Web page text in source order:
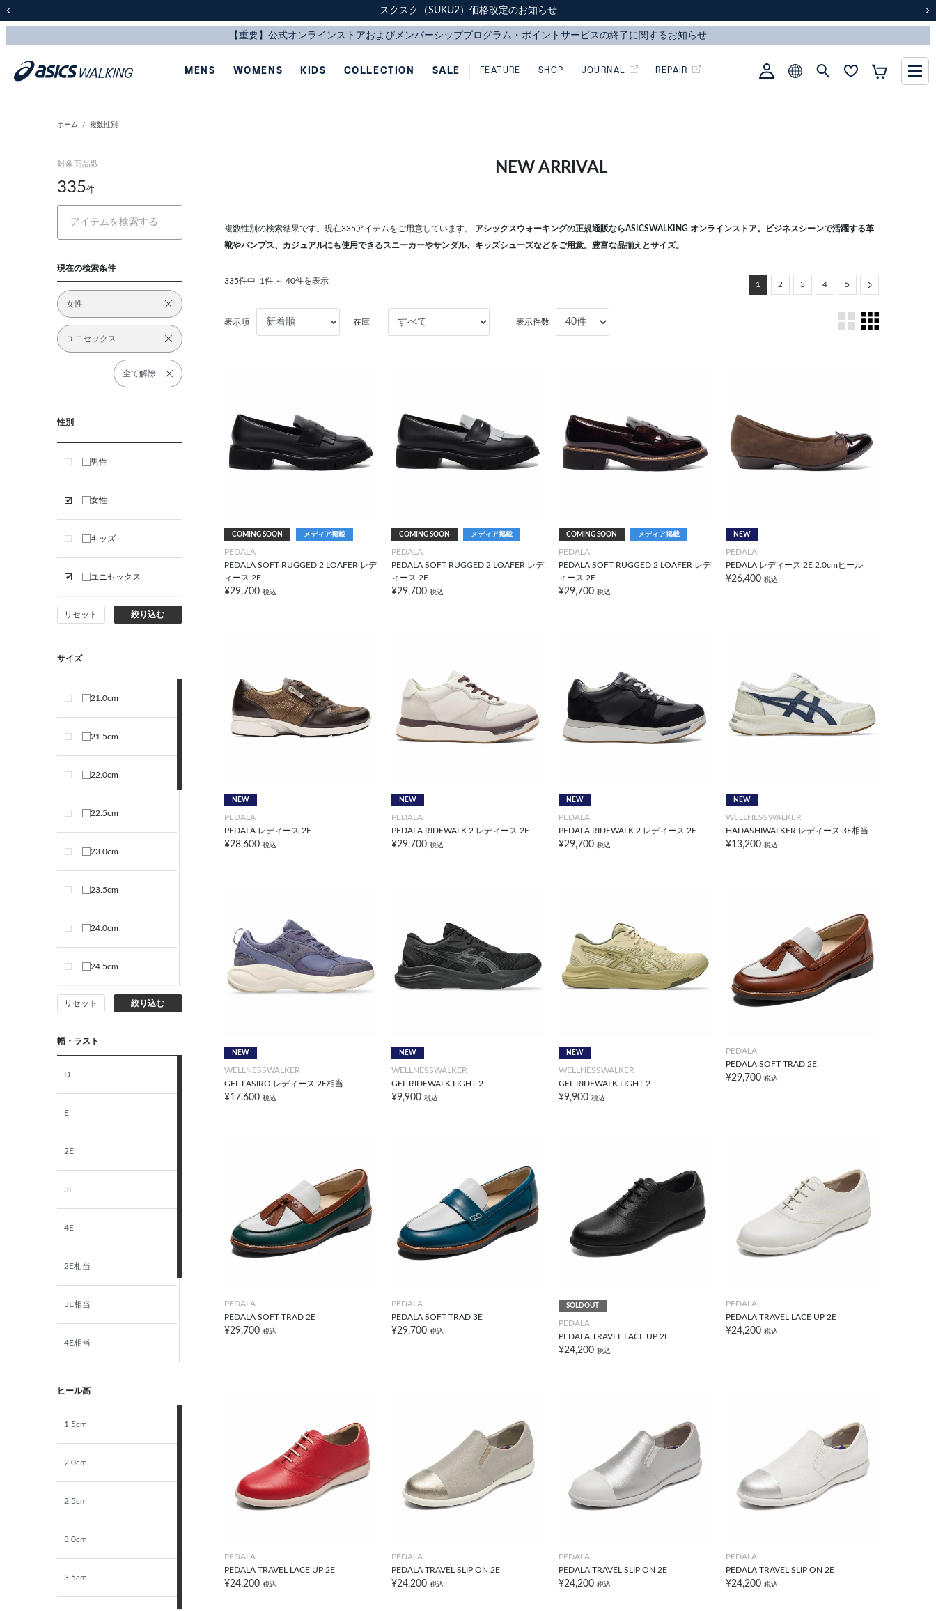
スクスク（SUKU2）価格改定のお知らせ
配送に関するお知らせ
スクスク（SUKU2）価格改定のお知らせ
配送に関するお知らせ
MENS WOMENS KIDS COLLECTION SALE FEATURE SHOP JOURNAL REPAIR
ホーム 複数性別
対象商品数
335件
現在の検索条件
女性
ユニセックス
全て解除
性別
男性
女性
キッズ
ユニセックス
リセット 絞り込む
サイズ
21.0cm
21.5cm
22.0cm
22.5cm
23.0cm
23.5cm
24.0cm
24.5cm
25.0cm
25.5cm
リセット 絞り込む
幅・ラスト
D
E
2E
3E
4E
2E相当
3E相当
4E相当
ヒール高
1.5cm
2.0cm
2.5cm
3.0cm
3.5cm
NEW ARRIVAL
複数性別の検索結果です。現在335アイテムをご用意しています。 アシックスウォーキングの正規通販ならASICSWALKING オンラインストア。ビジネスシーンで活躍する革
靴やパンプス、カジュアルにも使用できるスニーカーやサンダル、キッズシューズなどをご用意。豊富な品揃えとサイズ。
335件中 1件 ～ 40件を表示 1 2 3 4 5 Next
表示順 在庫 表示件数
COMING SOON メディア掲載
PEDALA
PEDALA SOFT RUGGED 2 LOAFER レデ
ィース 2E
¥29,700 税込
COMING SOON メディア掲載
PEDALA
PEDALA SOFT RUGGED 2 LOAFER レデ
ィース 2E
¥29,700 税込
COMING SOON メディア掲載
PEDALA
PEDALA SOFT RUGGED 2 LOAFER レデ
ィース 2E
¥29,700 税込
NEW
PEDALA
PEDALA レディース 2E 2.0cmヒール
¥26,400 税込
NEW
PEDALA
PEDALA レディース 2E
¥28,600 税込
NEW
PEDALA
PEDALA RIDEWALK 2 レディース 2E
¥29,700 税込
NEW
PEDALA
PEDALA RIDEWALK 2 レディース 2E
¥29,700 税込
NEW
WELLNESSWALKER
HADASHIWALKER レディース 3E相当
¥13,200 税込
NEW
WELLNESSWALKER
GEL-LASIRO レディース 2E相当
¥17,600 税込
NEW
WELLNESSWALKER
GEL-RIDEWALK LIGHT 2
¥9,900 税込
NEW
WELLNESSWALKER
GEL-RIDEWALK LIGHT 2
¥9,900 税込
PEDALA
PEDALA SOFT TRAD 2E
¥29,700 税込
PEDALA
PEDALA SOFT TRAD 2E
¥29,700 税込
PEDALA
PEDALA SOFT TRAD 3E
¥29,700 税込
SOLDOUT
PEDALA
PEDALA TRAVEL LACE UP 2E
¥24,200 税込
PEDALA
PEDALA TRAVEL LACE UP 2E
¥24,200 税込
PEDALA
PEDALA TRAVEL LACE UP 2E
¥24,200 税込
PEDALA
PEDALA TRAVEL SLIP ON 2E
¥24,200 税込
PEDALA
PEDALA TRAVEL SLIP ON 2E
¥24,200 税込
PEDALA
PEDALA TRAVEL SLIP ON 2E
¥24,200 税込